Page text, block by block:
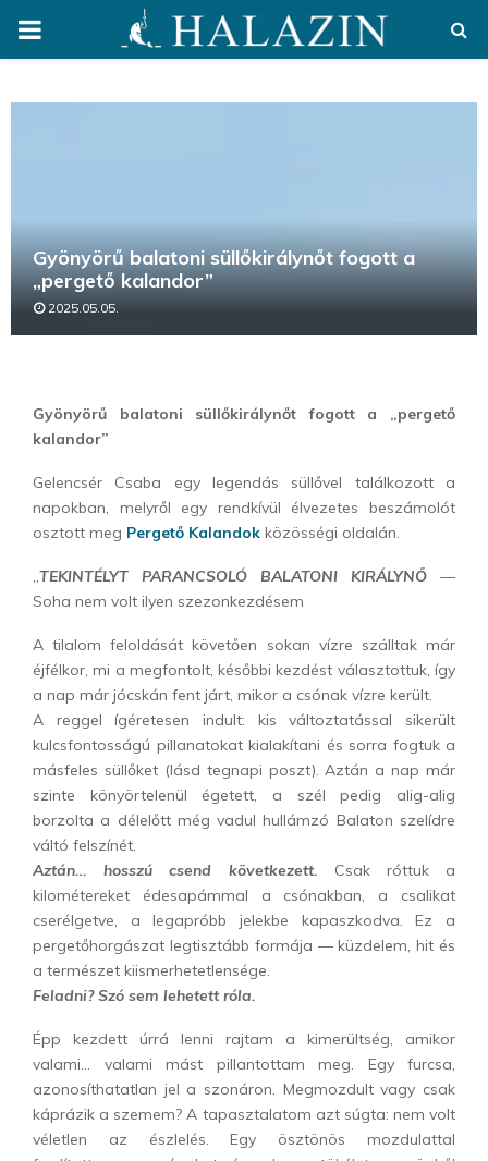
PRIMARY
Gyönyörű balatoni süllőkirálynőt fogott a
„pergető kalandor”
2025.05.05.
Gyönyörű balatoni süllőkirálynőt fogott a „pergető
kalandor”
Gelencsér Csaba egy legendás süllővel találkozott a
napokban, melyről egy rendkívül élvezetes beszámolót
osztott meg Pergető Kalandok közösségi oldalán.
„TEKINTÉLYT PARANCSOLÓ BALATONI KIRÁLYNŐ
—
Soha nem volt ilyen szezonkezdésem
A tilalom feloldását követően sokan vízre szálltak már
éjfélkor, mi a megfontolt, későbbi kezdést választottuk, így
a nap már jócskán fent járt, mikor a csónak vízre került.
A reggel ígéretesen indult: kis változtatással sikerült
kulcsfontosságú pillanatokat kialakítani és sorra fogtuk a
másfeles süllőket (lásd tegnapi poszt). Aztán a nap már
szinte könyörtelenül égetett, a szél pedig alig-alig
borzolta a délelőtt még vadul hullámzó Balaton szelídre
váltó felszínét.
Aztán… hosszú csend következett.
Csak róttuk a
kilométereket édesapámmal a csónakban, a csalikat
cserélgetve, a legapróbb jelekbe kapaszkodva. Ez a
pergetőhorgászat legtisztább formája — küzdelem, hit és
a természet kiismerhetetlensége.
Feladni? Szó sem lehetett róla.
Épp kezdett úrrá lenni rajtam a kimerültség, amikor
valami… valami mást pillantottam meg. Egy furcsa,
azonosíthatatlan jel a szonáron. Megmozdult vagy csak
káprázik a szemem? A tapasztalatom azt súgta: nem volt
véletlen az észlelés. Egy ösztönös mozdulattal